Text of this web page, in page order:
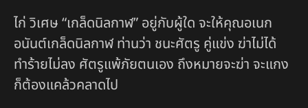
ไก่ วิเศษ “เกล็ดนิลกาฬ” อยู่กับผู้ใด จะให้คุณอเนก
อนันต์เกล็ดนิลกาฬ ท่านว่า ชนะศัตรู คู่แข่ง ฆ่าไม่ได้
ทำร้ายไม่ลง ศัตรูแพ้ภัยตนเอง ถึงหมายจะฆ่า จะแกง
ก็ต้องแคล้วคลาดไป